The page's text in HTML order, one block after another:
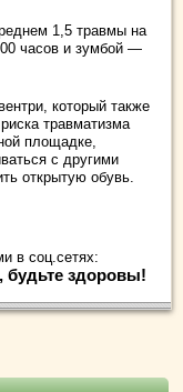
1,5 травмы на
часов и зумбой —
который также
травматизма
площадке,
с другими
открытую обувь.
в соц.сетях:
будьте здоровы!